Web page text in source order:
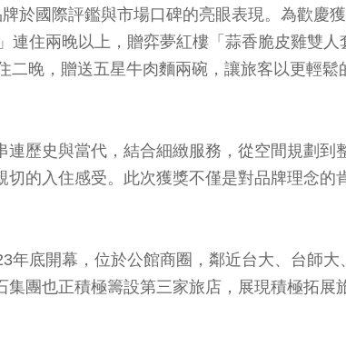
於國際評鑑與市場口碑的亮眼表現。為歡慶
住兩晚以上，贈弈夢紅樓「蒜香脆皮雞雙
晚，贈送五星牛肉麵兩碗，讓旅客以更輕
歷史與當代，結合細緻服務，從空間規劃到
的入住感受。此次獲獎不僅是對品牌理念的
底開幕，位於公館商圈，鄰近台大、台師
團也正積極籌設第三家旅店，展現積極拓展